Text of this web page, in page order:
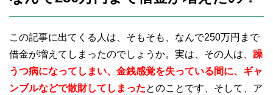
この記事に出てくる人は、そもそも、なんで250万円まで
借金が増えてしまったのでしょうか。実は、その人は、 躁
うつ病になってしまい、金銭感覚を失っている間に、ギャ
ンブルなどで散財してしまったとのことです、そして、ア